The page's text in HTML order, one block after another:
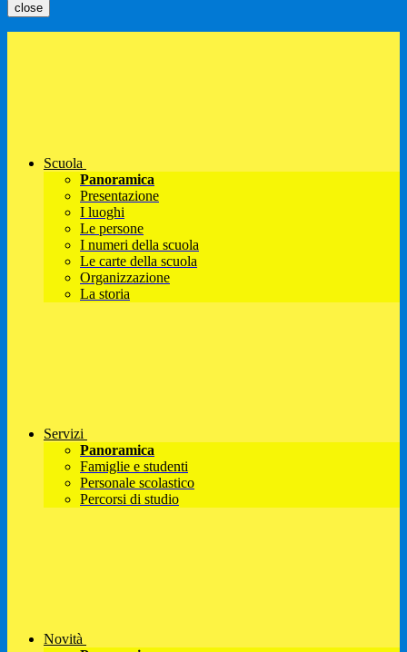
close
Scuola
Panoramica
Presentazione
I luoghi
Le persone
I numeri della scuola
Le carte della scuola
Organizzazione
La storia
Servizi
Panoramica
Famiglie e studenti
Personale scolastico
Percorsi di studio
Novità